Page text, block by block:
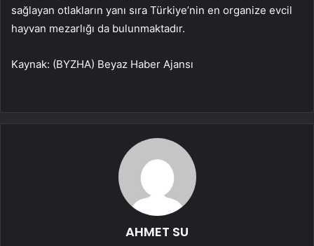
sağlayan otlakların yanı sıra Türkiye’nin en organize evcil
hayvan mezarlığı da bulunmaktadır.
Kaynak: (BYZHA) Beyaz Haber Ajansı
AHMET SU